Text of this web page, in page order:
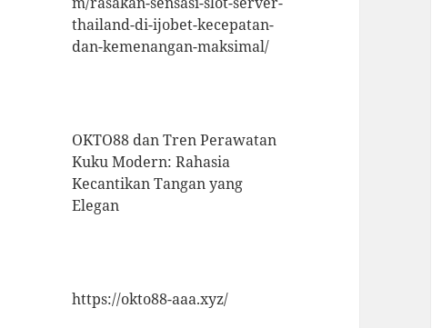
thailand-di-ijobet-kecepatan-
dan-kemenangan-maksimal/
OKTO88 dan Tren Perawatan
Kuku Modern: Rahasia
Kecantikan Tangan yang
Elegan
https://okto88-aaa.xyz/